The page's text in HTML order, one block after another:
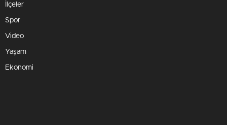
İlçeler
Spor
Video
Yaşam
Ekonomi